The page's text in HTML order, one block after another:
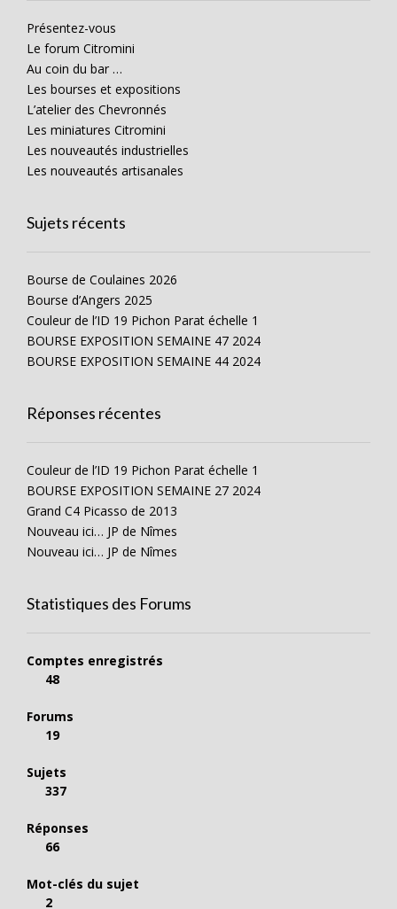
Présentez-vous
Le forum Citromini
Au coin du bar …
Les bourses et expositions
L’atelier des Chevronnés
Les miniatures Citromini
Les nouveautés industrielles
Les nouveautés artisanales
Sujets récents
Bourse de Coulaines 2026
Bourse d’Angers 2025
Couleur de l’ID 19 Pichon Parat échelle 1
BOURSE EXPOSITION SEMAINE 47 2024
BOURSE EXPOSITION SEMAINE 44 2024
Réponses récentes
Couleur de l’ID 19 Pichon Parat échelle 1
BOURSE EXPOSITION SEMAINE 27 2024
Grand C4 Picasso de 2013
Nouveau ici… JP de Nîmes
Nouveau ici… JP de Nîmes
Statistiques des Forums
Comptes enregistrés
48
Forums
19
Sujets
337
Réponses
66
Mot-clés du sujet
2